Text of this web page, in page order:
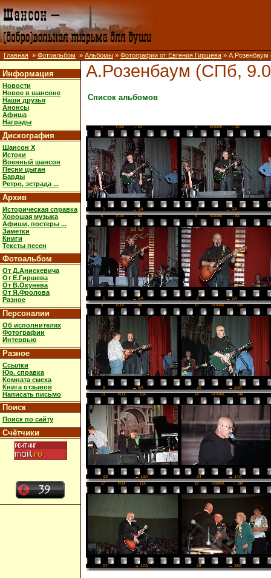
Главная » Фотоальбом » Альбомы » Фотографии от Евгения Гиршева » А.Розенбаум
Информация
Новости
Новое в шансоне
Наши друзья
Анонсы
Афиша
Награды
Дискография
Шансон X
Истоки
Военный шансон
Песни цыган
Барды
Ретро, эстрада ...
Архив
Историческая справка
Хорошая музыка
Афиши, постеры ...
Заметки
Книги
Тексты песен
Фотоальбом
От Д.Анискевича
От Е.Гиршева
От В.Окунева
От Я.Фролова
Разное
Персоналии
Об исполнителях
Фотографии
Интервью
Разное
Ссылки
Юр. справка
Комната смеха
Книга отзывов
Написать письмо
Поиск
Поиск по сайту
Счётчики
А.Розенбаум (СПб,
Список альбомов
1 FUJI → 1A 2 KODAK → 2A
1 → 1A 2 → 2A
5 FUJI → 5A 6 KODAK → 6A
5 → 5A 6 → 6A
9 FUJI → 9A 10 KODAK → 10A
9 → 9A 10 → 10A
13 FUJI → 13A 14 KODAK → 14A
13 → 13A 14 → 14A
17 FUJI → 17A 18 KODAK → 18A
17 → 17A 18 → 18A